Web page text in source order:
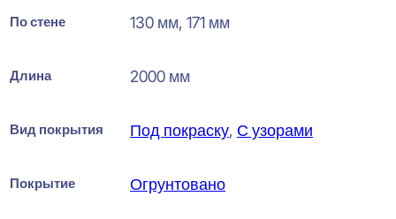
По стене 130 мм, 171 мм
Длина 2000 мм
Вид покрытия Под покраску, С узорами
Покрытие Огрунтовано